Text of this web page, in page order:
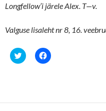
Longfellow’i järele Alex. T—v.
Valguse lisaleht nr 8, 16.
C
l
h
C
l
h